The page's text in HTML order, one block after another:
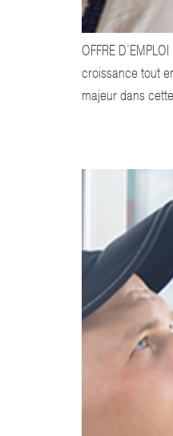
OFFRE
croissance tout
majeur dans